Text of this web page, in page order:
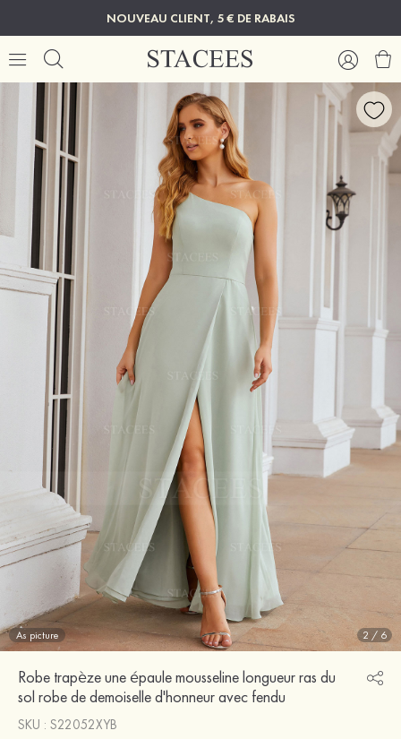
NOUVEAU CLIENT, 5 € DE RABAIS
As picture 2 / 6
Robe trapèze une épaule mousseline longueur ras du
sol robe de demoiselle d'honneur avec fendu
SKU : S22052XYB